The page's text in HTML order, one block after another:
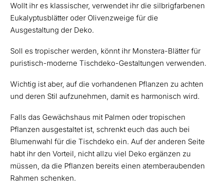
Wollt ihr es klassischer, verwendet ihr die silbrigfarbenen
Eukalyptusblätter oder Olivenzweige für die
Ausgestaltung der Deko.
Soll es tropischer werden, könnt ihr Monstera-Blätter für
puristisch-moderne Tischdeko-Gestaltungen verwenden.
Wichtig ist aber, auf die vorhandenen Pflanzen zu achten
und deren Stil aufzunehmen, damit es harmonisch wird.
Falls das Gewächshaus mit Palmen oder tropischen
Pflanzen ausgestaltet ist, schrenkt euch das auch bei
Blumenwahl für die Tischdeko ein. Auf der anderen Seite
habt ihr den Vorteil, nicht allzu viel Deko ergänzen zu
müssen, da die Pflanzen bereits einen atemberaubenden
Rahmen schenken.